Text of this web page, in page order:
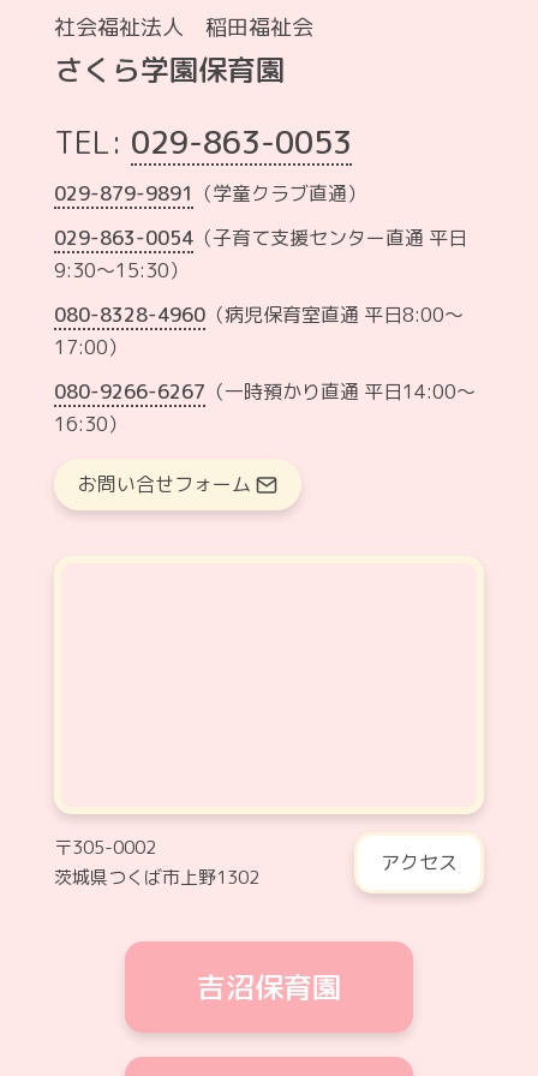
社会福祉法人 稲田福祉会
さくら学園保育園
TEL: 029-863-0053
029-879-9891 （学童クラブ直通）
029-863-0054 （子育て支援センター直通 平日
9:30～15:30）
080-8328-4960 （病児保育室直通 平日8:00〜
17:00）
080-9266-6267 （一時預かり直通 平日14:00〜
16:30）
お問い合せフォーム
〒305-0002
茨城県つくば市上野1302
アクセス
吉沼保育園